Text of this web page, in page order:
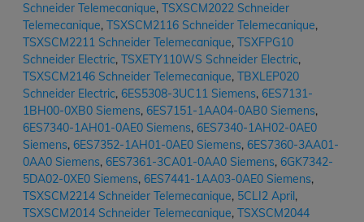
Schneider Telemecanique, TSXSCM2022 Schneider
Telemecanique, TSXSCM2116 Schneider Telemecanique,
TSXSCM2211 Schneider Telemecanique, TSXFPG10
Schneider Electric, TSXETY110WS Schneider Electric,
TSXSCM2146 Schneider Telemecanique, TBXLEP020
Schneider Electric, 6ES5308-3UC11 Siemens, 6ES7131-
1BH00-0XB0 Siemens, 6ES7151-1AA04-0AB0 Siemens,
6ES7340-1AH01-0AE0 Siemens, 6ES7340-1AH02-0AE0
Siemens, 6ES7352-1AH01-0AE0 Siemens, 6ES7360-3AA01-
0AA0 Siemens, 6ES7361-3CA01-0AA0 Siemens, 6GK7342-
5DA02-0XE0 Siemens, 6ES7441-1AA03-0AE0 Siemens,
TSXSCM2214 Schneider Telemecanique, 5CLI2 April,
TSXSCM2014 Schneider Telemecanique, TSXSCM2044